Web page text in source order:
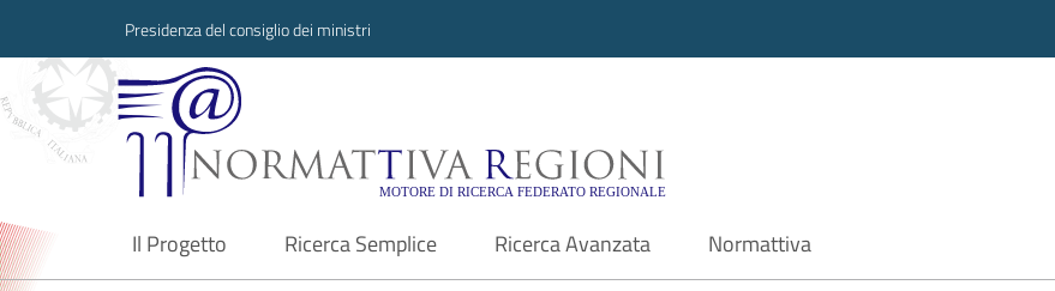
Presidenza del consiglio dei ministri
Normattiva Regioni - Motore di ricerca
Il Progetto
current Ricerca Semplice Ricerca Avanzata Normattiva